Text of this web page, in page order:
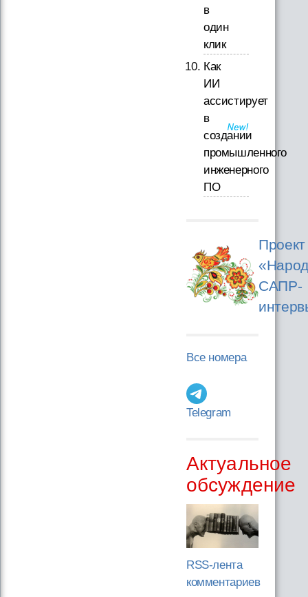
в
один
клик
Как
ИИ
ассистирует
в
создании
промышленного
инженерного
ПО
Проект
САПР-
Все номера
Telegram
Актуальное
обсуждение
RSS-лента
комментариев